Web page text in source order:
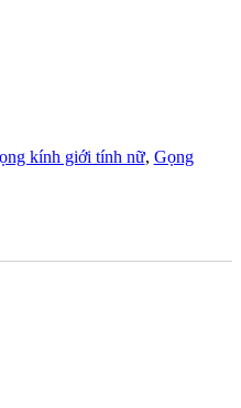
kính giới tính nữ, Gọng